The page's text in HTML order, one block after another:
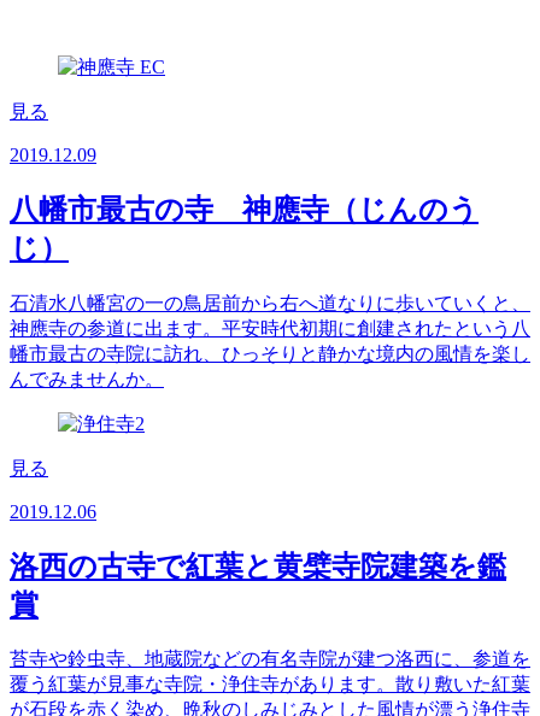
見る
2019.12.09
八幡市最古の寺 神應寺（じんのう
じ）
石清水八幡宮の一の鳥居前から右へ道なりに歩いていくと、
神應寺の参道に出ます。平安時代初期に創建されたという八
幡市最古の寺院に訪れ、ひっそりと静かな境内の風情を楽し
んでみませんか。
見る
2019.12.06
洛西の古寺で紅葉と黄檗寺院建築を鑑
賞
苔寺や鈴虫寺、地蔵院などの有名寺院が建つ洛西に、参道を
覆う紅葉が見事な寺院・浄住寺があります。散り敷いた紅葉
が石段を赤く染め、晩秋のしみじみとした風情が漂う浄住寺